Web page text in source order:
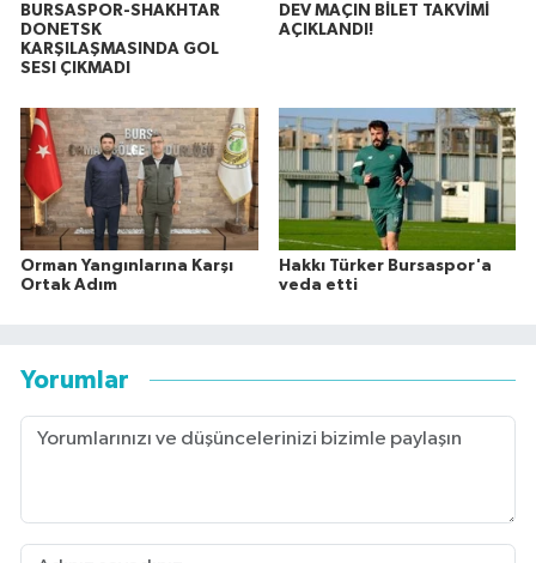
BURSASPOR-SHAKHTAR
DONETSK
KARŞILAŞMASINDA GOL
SESI ÇIKMADI
DEV MAÇIN BİLET TAKVİMİ
AÇIKLANDI!
Orman Yangınlarına Karşı
Ortak Adım
Hakkı Türker Bursaspor'a
veda etti
Yorumlar